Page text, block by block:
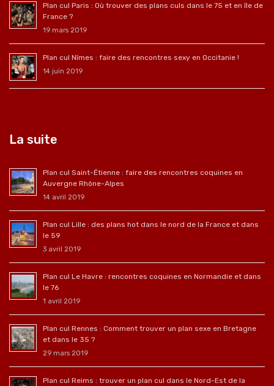
Plan cul Paris : Où trouver des plans culs dans le 75 et en île de
France ?
19 mars 2019
Plan cul Nîmes : faire des rencontres sexy en Occitanie !
14 juin 2019
La suite
Plan cul Saint-Étienne : faire des rencontres coquines en
Auvergne Rhône-Alpes
14 avril 2019
Plan cul Lille : des plans hot dans le nord de la France et dans
le 59
3 avril 2019
Plan cul Le Havre : rencontres coquines en Normandie et dans
le 76
1 avril 2019
Plan cul Rennes : Comment trouver un plan sexe en Bretagne
et dans le 35 ?
29 mars 2019
Plan cul Reims : trouver un plan cul dans le Nord-Est de la